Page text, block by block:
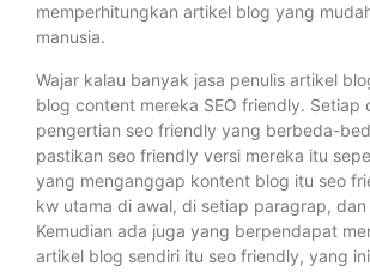
memperhitungkan artikel blog yang
manusia.
Wajar kalau banyak jasa penulis artikel
blog content mereka SEO friendly. Setiap
pengertian seo friendly yang berbeda-
pastikan seo friendly versi mereka itu
yang menganggap kontent blog itu seo
kw utama di awal, di setiap paragrap,
Kemudian ada juga yang berpendapat
artikel blog sendiri itu seo friendly, yang